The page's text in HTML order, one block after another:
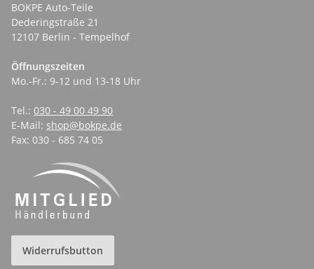
BOKPE Auto-Teile
Dederingstraße 21
12107 Berlin - Tempelhof
Öffnungszeiten
Mo.-Fr.: 9-12 und 13-18 Uhr
Tel.: 030 - 49 00 49 90
E-Mail: shop@bokpe.de
Fax: 030 - 685 74 05
Widerrufsbutton